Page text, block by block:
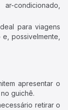
condicionado,
para viagens
possivelmente,
apresentar o
guichê.
retirar o